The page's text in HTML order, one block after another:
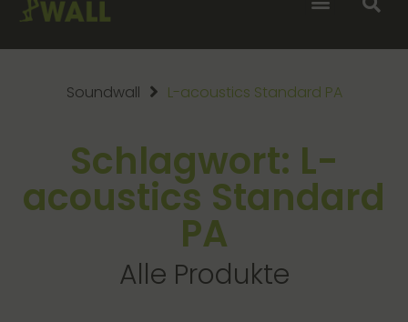
Soundwall L-acoustics Standard PA
Schlagwort: L-
acoustics Standard
PA
Alle Produkte